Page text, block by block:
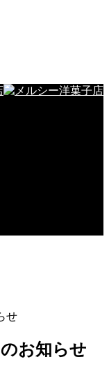
せ
お知らせ